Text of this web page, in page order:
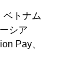
ベトナム
シア
Pay、